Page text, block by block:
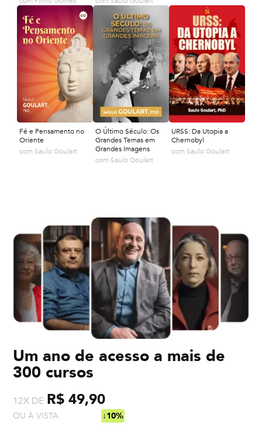
Fé e Pensamento no
Oriente
com Saulo Goulart
O Último Século: Os
Grandes Temas em
Grandes Imagens
com Saulo Goulart
URSS: Da Utopia a
Chernobyl
com Saulo Goulart
Um ano de acesso a mais de
300 cursos
12X DE R$ 49,90
OU À VISTA ↓10%